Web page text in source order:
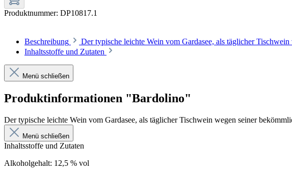
Produktnummer: DP10817.1
Beschreibung
Der typische leichte Wein vom Gardasee, als täglicher
Inhaltsstoffe und Zutaten
Menü schließen
Produktinformationen "Bardolino"
Der typische leichte Wein vom Gardasee, als täglicher Tischwein wegen seiner
Menü schließen
Inhaltsstoffe und Zutaten
Alkoholgehalt: 12,5 % vol